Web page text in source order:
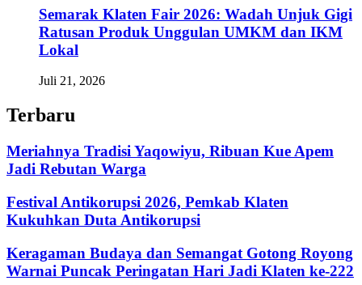
Semarak Klaten Fair 2026: Wadah Unjuk Gigi
Ratusan Produk Unggulan UMKM dan IKM
Lokal
Juli 21, 2026
Terbaru
Meriahnya Tradisi Yaqowiyu, Ribuan Kue Apem
Jadi Rebutan Warga
Festival Antikorupsi 2026, Pemkab Klaten
Kukuhkan Duta Antikorupsi
Keragaman Budaya dan Semangat Gotong Royong
Warnai Puncak Peringatan Hari Jadi Klaten ke-222